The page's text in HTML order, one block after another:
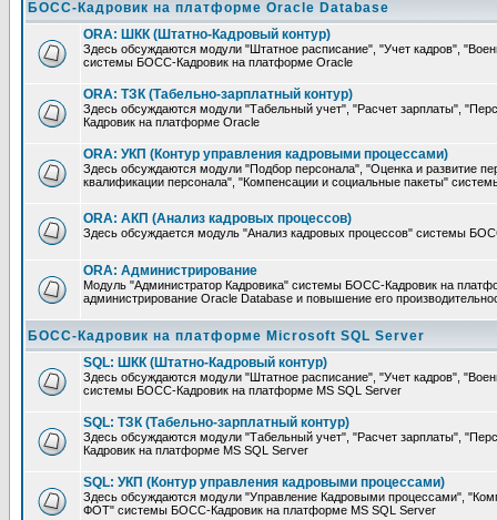
БОСС-Кадровик на платформе Oracle Database
ORA: ШКК (Штатно-Кадровый контур)
Здесь обсуждаются модули "Штатное расписание", "Учет кадров",
системы БОСС-Кадровик на платформе Oracle
ORA: ТЗК (Табельно-зарплатный контур)
Здесь обсуждаются модули "Табельный учет", "Расчет зарплаты",
Кадровик на платформе Oracle
ORA: УКП (Контур управления кадровыми процессами)
Здесь обсуждаются модули "Подбор персонала", "Оценка и развитие
квалификации персонала", "Компенсации и социальные пакеты"
ORA: АКП (Анализ кадровых процессов)
Здесь обсуждается модуль "Анализ кадровых процессов" системы
ORA: Администрирование
Модуль "Администратор Кадровика" системы БОСС-Кадровик на
администрирование Oracle Database и повышение его
БОСС-Кадровик на платформе Microsoft SQL Server
SQL: ШКК (Штатно-Кадровый контур)
Здесь обсуждаются модули "Штатное расписание", "Учет кадров",
системы БОСС-Кадровик на платформе MS SQL Server
SQL: ТЗК (Табельно-зарплатный контур)
Здесь обсуждаются модули "Табельный учет", "Расчет зарплаты",
Кадровик на платформе MS SQL Server
SQL: УКП (Контур управления кадровыми процессами)
Здесь обсуждаются модули "Управление Кадровыми процессами",
ФОТ" системы БОСС-Кадровик на платформе MS SQL Server